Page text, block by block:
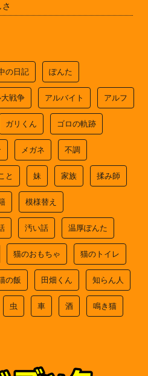
の日記 ぽんた
戦争 アルバイト アルフ
ガリくん ゴロの軌跡
メガネ 不調
と 妹 家族 揉み師
模様替え
汚い話 温厚ぽんた
猫のおもちゃ 猫のトイレ
の飯 田畑くん 知らん人
虫 車 酒 鳴き猫